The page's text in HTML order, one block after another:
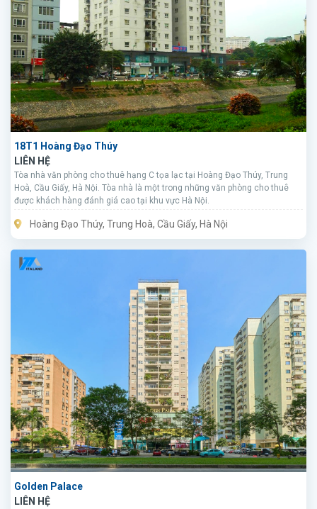
18T1 Hoàng Đạo Thúy
LIÊN HỆ
Tòa nhà văn phòng cho thuê hạng C tọa lạc tại Hoàng Đạo Thúy, Trung
Hoà, Cầu Giấy, Hà Nội. Tòa nhà là một trong những văn phòng cho thuê
được khách hàng đánh giá cao tại khu vực Hà Nội.
Hoàng Đạo Thúy, Trung Hoà, Cầu Giấy, Hà Nội
Golden Palace
LIÊN HỆ